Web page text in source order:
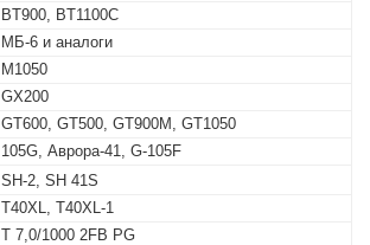
BT900, BT1100C
МБ-6 и аналоги
M1050
GX200
GT600, GT500, GT900M, GT1050
105G, Аврора-41, G-105F
SH-2, SH 41S
T40XL, T40XL-1
T 7,0/1000 2FB PG